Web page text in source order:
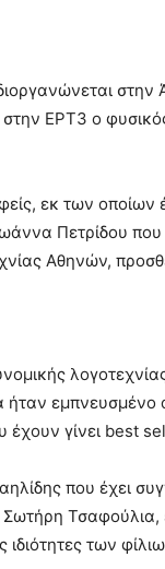
ΕΡΤ3 ο
εκ των
Πετρίδου που
Αθηνών,
έχουν γίνει best
που έχει
Τσαφούλια,
ιδιότητες των